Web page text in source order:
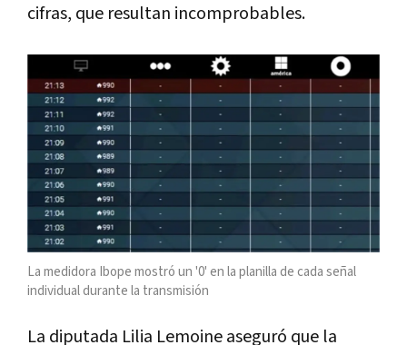
cifras, que resultan incomprobables.
La medidora Ibope mostró un '0' en la planilla de cada señal
individual durante la transmisión
La diputada Lilia Lemoine aseguró que la